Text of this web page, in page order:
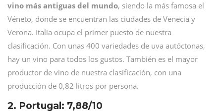
vino más antiguas del mundo, siendo la más famosa el
Véneto, donde se encuentran las ciudades de Venecia y
Verona. Italia ocupa el primer puesto de nuestra
clasificación. Con unas 400 variedades de uva autóctonas,
hay un vino para todos los gustos. También es el mayor
productor de vino de nuestra clasificación, con una
producción de 0,82 litros por persona.
2. Portugal: 7,88/10